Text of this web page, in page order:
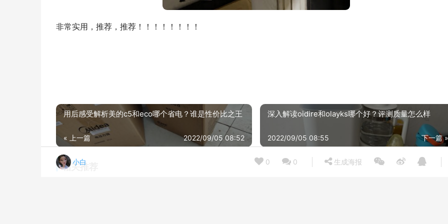
非常实用，推荐，推荐！！！！！！！！
小白 0 0 生成海报
用后感受解析美的c5和eco哪个省电？谁是性价比之王
« 上一篇 2022/09/05 08:52
深入解读oidire和olayks哪个好？评测质量怎么样
下一篇 »
2022/09/05 08:55
相关推荐